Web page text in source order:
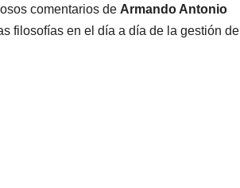
comentarios de Armando Antonio
filosofías en el día a día de la gestión de